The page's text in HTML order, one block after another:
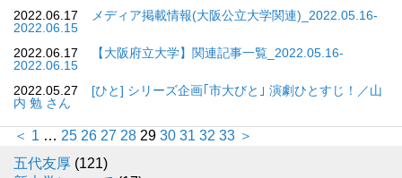
2022.06.17
メディア掲載情報(大阪公立大学関連)_2022.05.16-
2022.06.15
2022.06.17
【大阪府立大学】関連記事一覧_2022.05.16-
2022.06.15
2022.05.27
[ひと] シリーズ企画｢市大びと｣ 演劇ひとすじ！／山
内 勉 さん
＜ 1 … 25 26 27 28 29 30 31 32 33 ＞
五代友厚 (121)